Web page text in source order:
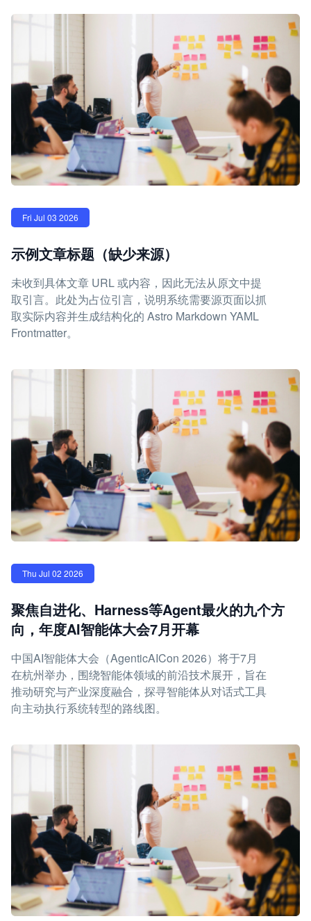
Fri Jul 03 2026
示例文章标题（缺少来源）
未收到具体文章 URL 或内容，因此无法从原文中提
取引言。此处为占位引言，说明系统需要源页面以抓
取实际内容并生成结构化的 Astro Markdown YAML
Frontmatter。
Thu Jul 02 2026
聚焦自进化、Harness等Agent最火的九个方
向，年度AI智能体大会7月开幕
中国AI智能体大会（AgenticAICon 2026）将于7月
在杭州举办，围绕智能体领域的前沿技术展开，旨在
推动研究与产业深度融合，探寻智能体从对话式工具
向主动执行系统转型的路线图。